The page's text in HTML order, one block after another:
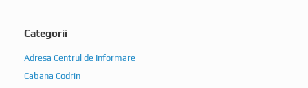
Categorii
Adresa Centrul de Informare
Cabana Codrin